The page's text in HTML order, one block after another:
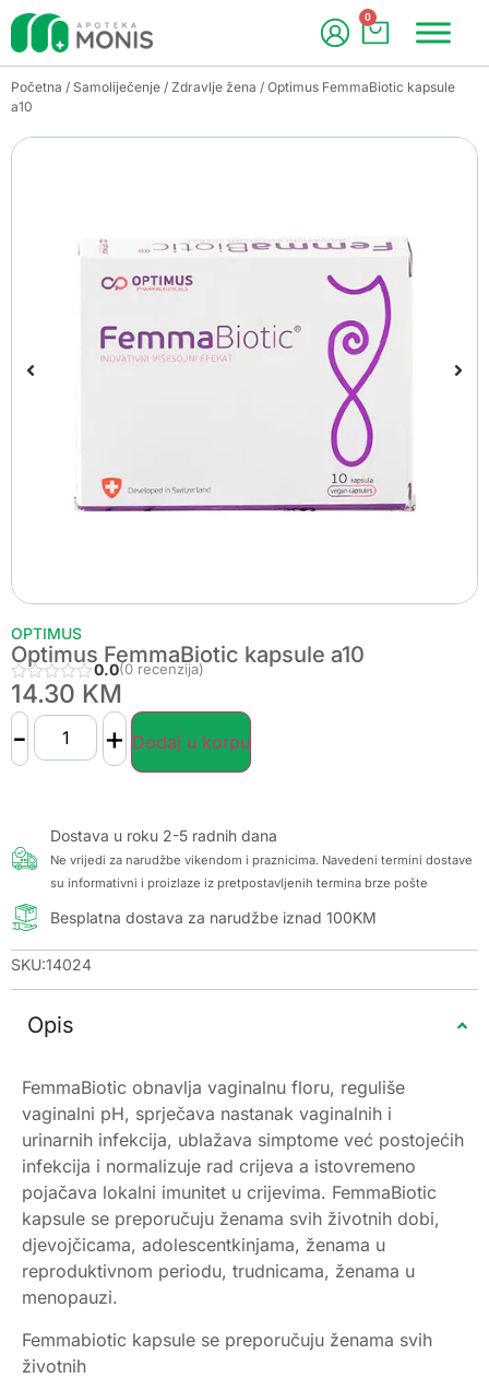
0
Početna / Samoliječenje / Zdravlje žena / Optimus FemmaBiotic kapsule
a10
OPTIMUS
Optimus FemmaBiotic kapsule a10
0.0(0 recenzija)
14.30 KM
- + Dodaj u korpu
Dostava u roku 2-5 radnih dana
Ne vrijedi za narudžbe vikendom i praznicima. Navedeni termini dostave
su informativni i proizlaze iz pretpostavljenih termina brze pošte
Besplatna dostava za narudžbe iznad 100KM
SKU:14024
Opis
FemmaBiotic obnavlja vaginalnu floru, reguliše
vaginalni pH, sprječava nastanak vaginalnih i
urinarnih infekcija, ublažava simptome već postojećih
infekcija i normalizuje rad crijeva a istovremeno
pojačava lokalni imunitet u crijevima. FemmaBiotic
kapsule se preporučuju ženama svih životnih dobi,
djevojčicama, adolescentkinjama, ženama u
reproduktivnom periodu, trudnicama, ženama u
menopauzi.
Femmabiotic kapsule se preporučuju ženama svih
životnih